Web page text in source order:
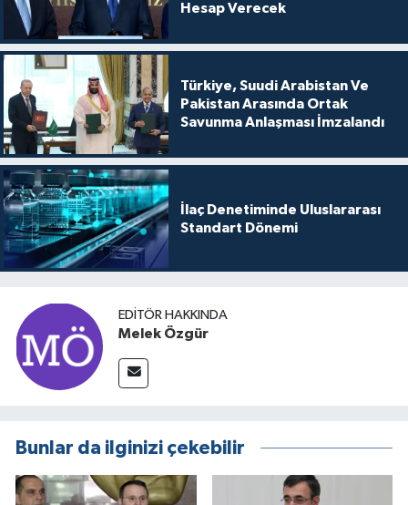
Hesap Verecek
Türkiye, Suudi Arabistan Ve
Pakistan Arasında Ortak
Savunma Anlaşması İmzalandı
İlaç Denetiminde Uluslararası
Standart Dönemi
EDITÖR HAKKINDA
Melek Özgür
Bunlar da ilginizi çekebilir